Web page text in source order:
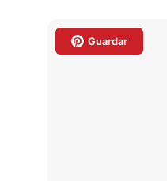
Guardar